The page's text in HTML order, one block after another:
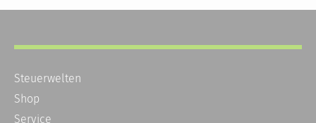
Steuerwelten
Shop
Service